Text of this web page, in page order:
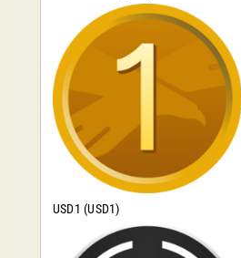
USD1 (USD1)